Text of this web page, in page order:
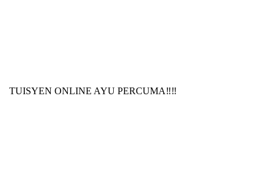
TUISYEN ONLINE AYU PERCUMA‼️‼️